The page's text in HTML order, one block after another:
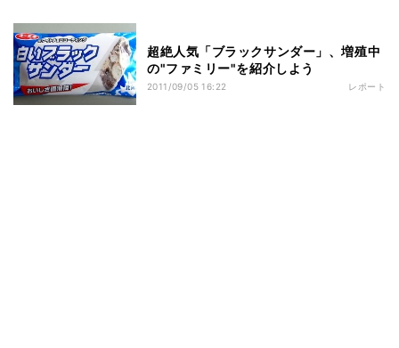
超絶人気「ブラックサンダー」、増殖中
の"ファミリー"を紹介しよう
2011/09/05 16:22 レポート